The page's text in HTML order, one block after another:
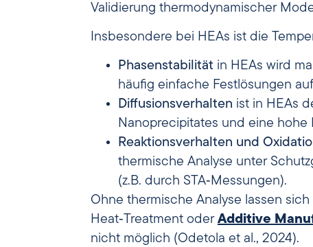
Validierung thermodynamischer
Insbesondere bei HEAs ist die
Phasenstabilität in HEAs wird
häufig einfache Festlösungen
Diffusionsverhalten ist in HEAs
Nanoprecipitates und eine hohe
Reaktionsverhalten und
thermische Analyse unter
(z.B. durch STA‑Messungen).
Ohne thermische Analyse lassen
Heat‑Treatment oder Additive
nicht möglich (Odetola et al., 2024).